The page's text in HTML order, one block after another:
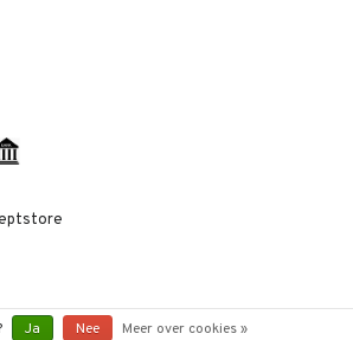
Ja Nee Meer over cookies »